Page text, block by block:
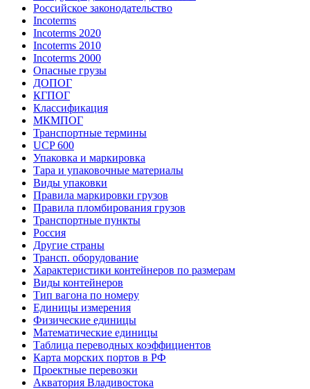
Российское законодательство
Incoterms
Incoterms 2020
Incoterms 2010
Incoterms 2000
Опасные грузы
ДОПОГ
КГПОГ
Классификация
МКМПОГ
Транспортные термины
UCP 600
Упаковка и маркировка
Тара и упаковочные материалы
Виды упаковки
Правила маркировки грузов
Правила пломбирования грузов
Транспортные пункты
Россия
Другие страны
Трансп. оборудование
Характеристики контейнеров по размерам
Виды контейнеров
Тип вагона по номеру
Единицы измерения
Физические единицы
Математические единицы
Таблица переводных коэффициентов
Карта морских портов в РФ
Проектные перевозки
Акватория Владивостока